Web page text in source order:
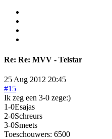
Re: Re: MVV - Telstar
25 Aug 2012 20:45
#15
Ik zeg een 3-0 zege:)
1-0Esajas
2-0Schreurs
3-0Smeets
Toeschouwers: 6500